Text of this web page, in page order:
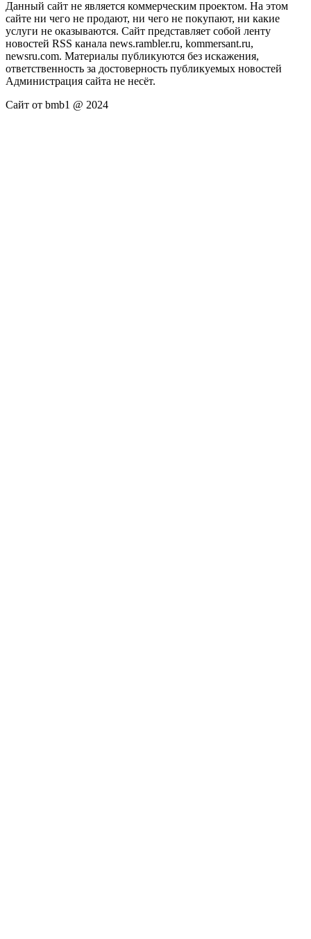
Данный сайт не является коммерческим проектом. На этом
сайте ни чего не продают, ни чего не покупают, ни какие
услуги не оказываются. Сайт представляет собой ленту
новостей RSS канала news.rambler.ru, kommersant.ru,
newsru.com. Материалы публикуются без искажения,
ответственность за достоверность публикуемых новостей
Администрация сайта не несёт.
Сайт от bmb1 @ 2024